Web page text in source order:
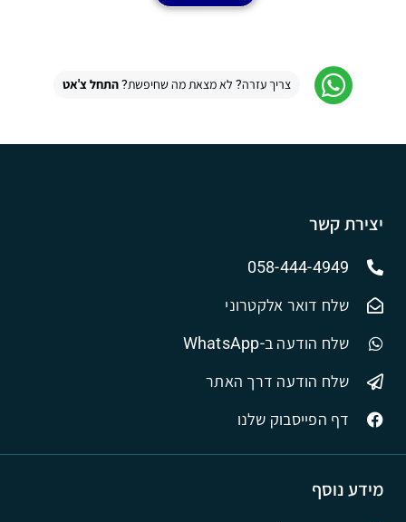
צריך עזרה? לא מצאת מה שחיפשת?התחל צ'אט
מידע נוסף
יצירת קשר
058-444-4949
שלח דואר אלקטרוני
שלח הודעה ב-WhatsApp
שלח הודעה דרך האתר
דף הפייסבוק שלנו